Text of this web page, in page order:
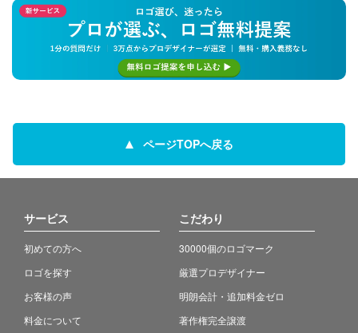
ページTOPへ戻る
サービス
初めての方へ
ロゴを探す
お客様の声
料金について
こだわり
30000個のロゴマーク
厳選プロデザイナー
明朗会計・追加料金ゼロ
著作権完全譲渡